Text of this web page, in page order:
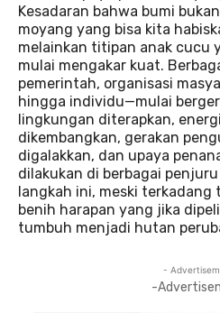
Kesadaran bahwa bumi
moyang yang bisa kita
melainkan titipan anak cucu
mulai mengakar kuat.
pemerintah, organisasi
hingga individu—mulai
lingkungan diterapkan,
dikembangkan, gerakan
digalakkan, dan upaya
dilakukan di berbagai
langkah ini, meski terkadang
benih harapan yang jika
tumbuh menjadi hutan
-
-